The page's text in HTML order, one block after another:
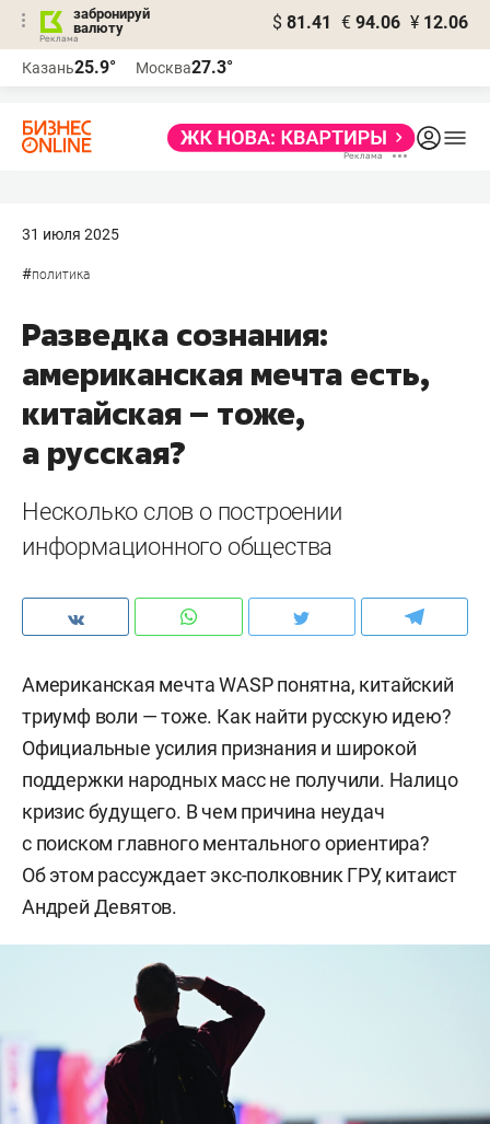
забронируй
валюту
$ 81.41 € 94.06 ¥ 12.06
Казань25.9° Москва27.3°
31 июля 2025
#политика
Разведка сознания:
американская мечта есть,
китайская – тоже,
а русская?
Несколько слов о построении
информационного общества
Американская мечта WASP понятна, китайский
триумф воли — тоже. Как найти русскую идею?
Официальные усилия признания и широкой
поддержки народных масс не получили. Налицо
кризис будущего. В чем причина неудач
с поиском главного ментального ориентира?
Об этом рассуждает экс-полковник ГРУ, китаист
Андрей Девятов.